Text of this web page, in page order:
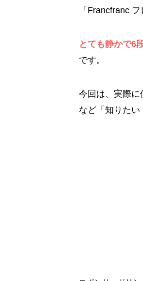
「Francfranc
とても静かで6
です。
今回は、実際
など「知りたい